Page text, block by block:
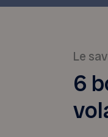
Le
6